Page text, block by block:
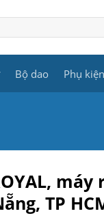
Bộ dao Phụ
, máy
TP